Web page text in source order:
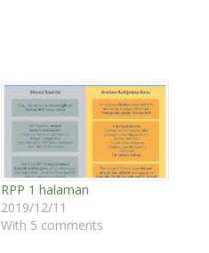
RPP 1 halaman
2019/12/11
With 5 comments